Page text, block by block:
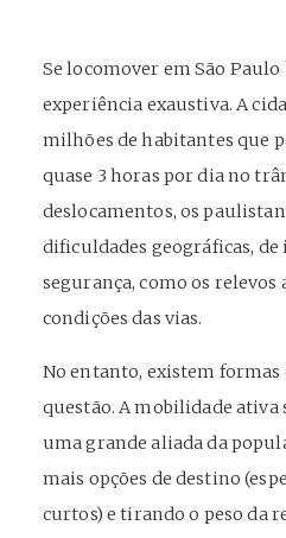
Se locomover em São
experiência exaustiva. A
milhões de habitantes que
quase 3 horas por dia no
deslocamentos, os
dificuldades geográficas,
segurança, como os relevos
condições das vias.
No entanto, existem formas
questão. A mobilidade ativa
uma grande aliada da
mais opções de destino
curtos) e tirando o peso da